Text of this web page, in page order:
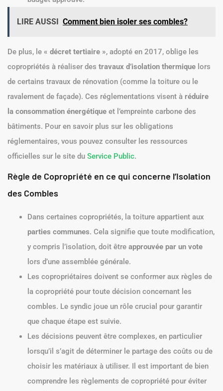
LIRE AUSSI Comment bien isoler ses combles?
De plus, le « décret tertiaire », adopté en 2017, oblige les
copropriétés à réaliser des travaux d’isolation thermique lors
de certains travaux de rénovation (comme la toiture ou le
ravalement de façade). Ces réglementations visent à réduire
la consommation énergétique et l’empreinte carbone des
bâtiments. Pour en savoir plus sur les obligations
réglementaires, vous pouvez consulter les ressources
officielles sur le site du Service Public.
Règle de Copropriété en ce qui concerne l’Isolation
des Combles
Dans certaines copropriétés, la toiture appartient aux
parties communes. Cela signifie que toute modification,
y compris l’isolation, doit être approuvée par un vote
lors d’une assemblée générale.
Les copropriétaires doivent se conformer aux règles de
la copropriété pour toute décision concernant les
combles. Le syndic joue un rôle crucial pour garantir
que chaque étape est suivie.
Les décisions peuvent être complexes, en particulier
lorsqu’il s’agit de déterminer le partage des coûts ou de
choisir les matériaux à utiliser. Il est important de bien
comprendre les règlements de copropriété pour éviter